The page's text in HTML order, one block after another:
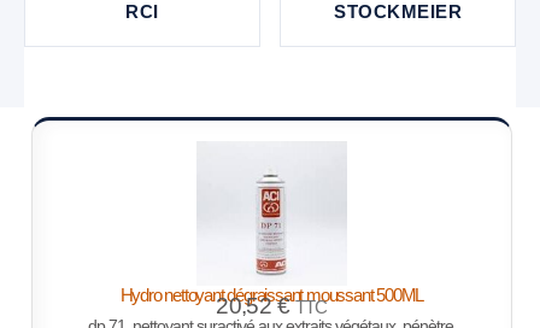
RCI STOCKMEIER
Hydro nettoyant dégraissant moussant 500ML
20,52€ TTC